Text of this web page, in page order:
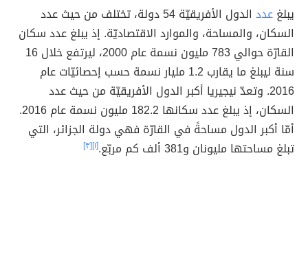
يبلغعدد
الدول الأفريقيّة 54 دولة، تختلف من حيث عدد
السكان، والمساحة، والموارد الاقتصاديّة. إذ يبلغ عدد سكان
القارّة حوالي 783 مليون نسمة عام 2000، ليرتفع خلال 16
سنة ليبلغ ما يقارب 1.2 مليار نسمة حسب إحصائيّات عام
2016. وتعدّ نيجيريا أكبر الدول الأفريقيّة من حيث عدد
السكان، إذ يبلغ عدد سكانها 182.2 مليون نسمة عام 2016.
أمّا أكبر الدول مساحةً في القارّة فهي دولة الجزائر، التي
تبلغ مساحتها مليونان و381 ألف كم مربّع.
[١] [٣]